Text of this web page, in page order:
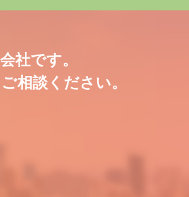
社です。
相談ください。